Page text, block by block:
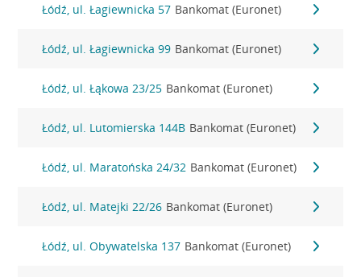
Łódź, ul. Łagiewnicka 57 Bankomat (Euronet)
Łódź, ul. Łagiewnicka 99 Bankomat (Euronet)
Łódź, ul. Łąkowa 23/25 Bankomat (Euronet)
Łódź, ul. Lutomierska 144B Bankomat (Euronet)
Łódź, ul. Maratońska 24/32 Bankomat (Euronet)
Łódź, ul. Matejki 22/26 Bankomat (Euronet)
Łódź, ul. Obywatelska 137 Bankomat (Euronet)